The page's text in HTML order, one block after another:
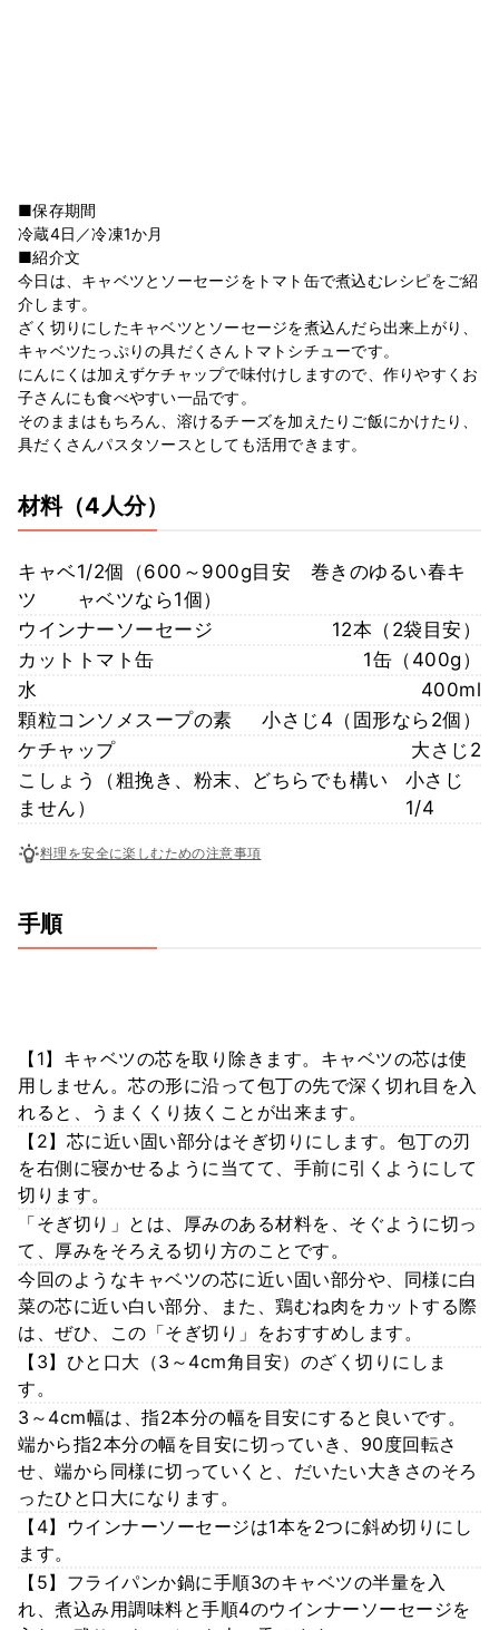
■保存期間
冷蔵4日／冷凍1か月
■紹介文
今日は、キャベツとソーセージをトマト缶で煮込むレシピをご紹
介します。
ざく切りにしたキャベツとソーセージを煮込んだら出来上がり、
キャベツたっぷりの具だくさんトマトシチューです。
にんにくは加えずケチャップで味付けしますので、作りやすくお
子さんにも食べやすい一品です。
そのままはもちろん、溶けるチーズを加えたりご飯にかけたり、
具だくさんパスタソースとしても活用できます。
材料（4人分）
キャベ
ツ
1/2個（600～900g目安 巻きのゆるい春キ
ャベツなら1個）
ウインナーソーセージ
12本（2袋目安）
カットトマト缶
1缶（400g）
水
400ml
顆粒コンソメスープの素
小さじ4（固形なら2個）
ケチャップ
大さじ2
こしょう（粗挽き、粉末、どちらでも構い
ません）
小さじ
1/4
料理を安全に楽しむための注意事項
手順
【1】キャベツの芯を取り除きます。キャベツの芯は使
用しません。芯の形に沿って包丁の先で深く切れ目を入
れると、うまくくり抜くことが出来ます。
【2】芯に近い固い部分はそぎ切りにします。包丁の刃
を右側に寝かせるように当てて、手前に引くようにして
切ります。
「そぎ切り」とは、厚みのある材料を、そぐように切っ
て、厚みをそろえる切り方のことです。
今回のようなキャベツの芯に近い固い部分や、同様に白
菜の芯に近い白い部分、また、鶏むね肉をカットする際
は、ぜひ、この「そぎ切り」をおすすめします。
【3】ひと口大（3～4cm角目安）のざく切りにしま
す。
3～4cm幅は、指2本分の幅を目安にすると良いです。
端から指2本分の幅を目安に切っていき、90度回転さ
せ、端から同様に切っていくと、だいたい大きさのそろ
ったひと口大になります。
【4】ウインナーソーセージは1本を2つに斜め切りにし
ます。
【5】フライパンか鍋に手順3のキャベツの半量を入
れ、煮込み用調味料と手順4のウインナーソーセージを